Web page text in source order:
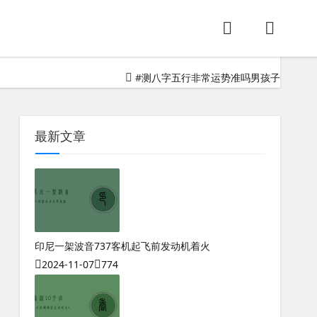
#测八字五行非常运势准吗男孩子
最新文章
印尼一架波音737客机起飞前发动机着火
2024-11-07 774